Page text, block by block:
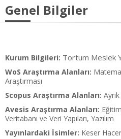
Genel Bilgiler
Kurum Bilgileri: Tortum Meslek
WoS Araştırma Alanları:
Araştırması
Scopus Araştırma Alanları:
Avesis Araştırma Alanları:
Veritabanı ve Veri Yapıları, Yazılım
Yayınlardaki İsimler: Keser Hacer